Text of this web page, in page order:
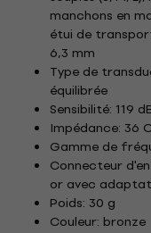
manchons en
étui de
6,3 mm
Type de
équilibrée
Sensibilité: 119
Impédance: 36
Gamme de
Connecteur
or avec
Poids: 30 g
Couleur: bronze